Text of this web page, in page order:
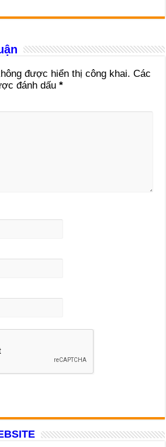
được hiển thị công khai. Các
đánh dấu*